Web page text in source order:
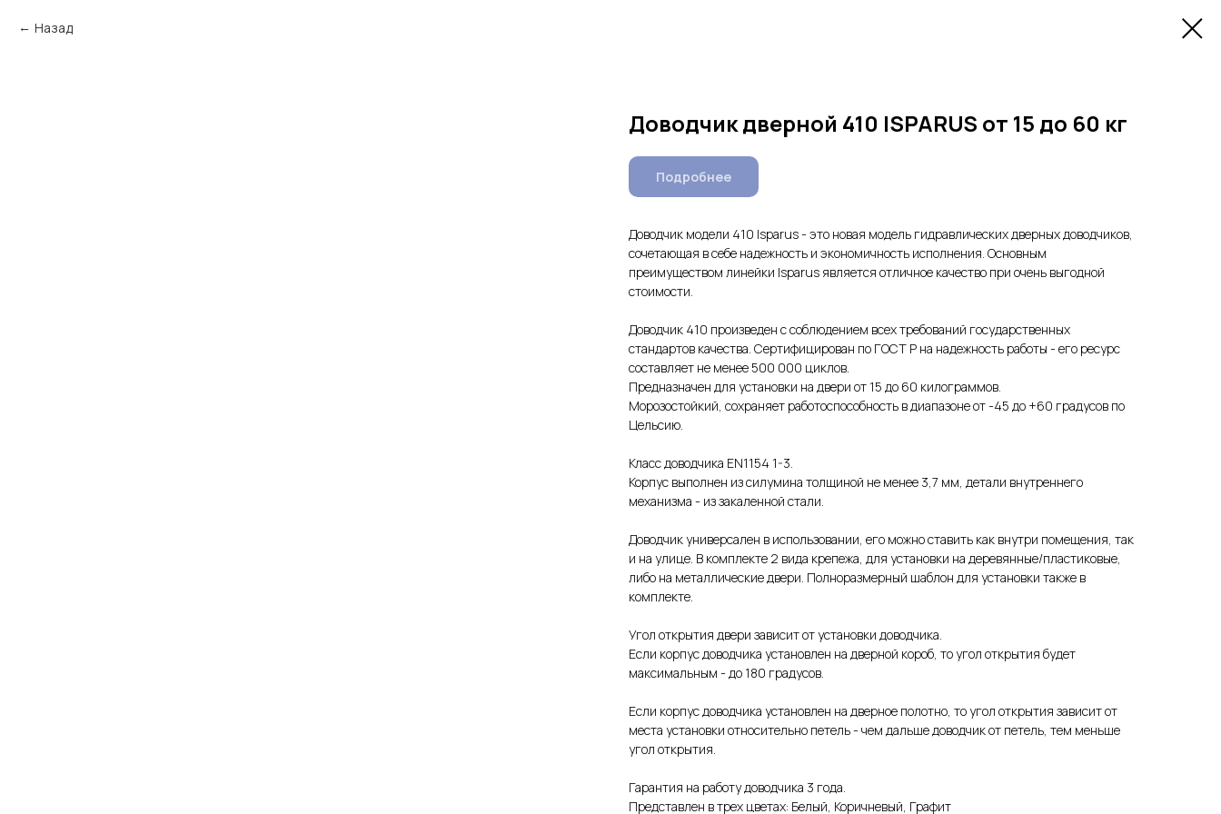
Назад
Доводчик дверной 410 ISPARUS от 15 до 60 кг
Подробнее
Доводчик модели 410 Isparus - это новая модель гидравлических дверных доводчиков,
сочетающая в себе надежность и экономичность исполнения. Основным
преимуществом линейки Isparus является отличное качество при очень выгодной
стоимости.
Доводчик 410 произведен с соблюдением всех требований государственных
стандартов качества. Сертифицирован по ГОСТ Р на надежность работы - его ресурс
составляет не менее 500 000 циклов.
Предназначен для установки на двери от 15 до 60 килограммов.
Морозостойкий, сохраняет работоспособность в диапазоне от -45 до +60 градусов по
Цельсию.
Класс доводчика EN1154 1-3.
Корпус выполнен из силумина толщиной не менее 3,7 мм, детали внутреннего
механизма - из закаленной стали.
Доводчик универсален в использовании, его можно ставить как внутри помещения, так
и на улице. В комплекте 2 вида крепежа, для установки на деревянные/пластиковые,
либо на металлические двери. Полноразмерный шаблон для установки также в
комплекте.
Угол открытия двери зависит от установки доводчика.
Если корпус доводчика установлен на дверной короб, то угол открытия будет
максимальным - до 180 градусов.
Если корпус доводчика установлен на дверное полотно, то угол открытия зависит от
места установки относительно петель - чем дальше доводчик от петель, тем меньше
угол открытия.
Гарантия на работу доводчика 3 года.
Представлен в трех цветах: Белый, Коричневый, Графит